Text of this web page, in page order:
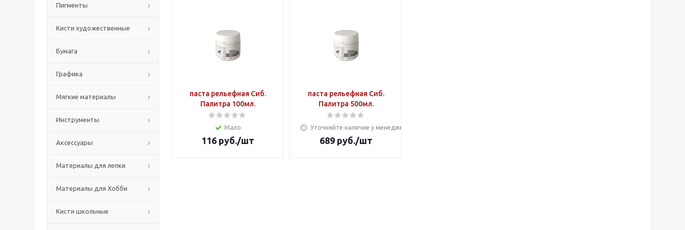
Пигменты
Кисти художественные
Бумага
Графика
Мягкие материалы
Инструменты
Аксессуары
Материалы для лепки
Материалы для Хобби
Кисти школьные
паста рельефная Сиб.
Палитра 100мл.
Мало
116руб./шт
паста рельефная Сиб.
Палитра 500мл.
Уточняйте наличие у менеджера
689руб./шт